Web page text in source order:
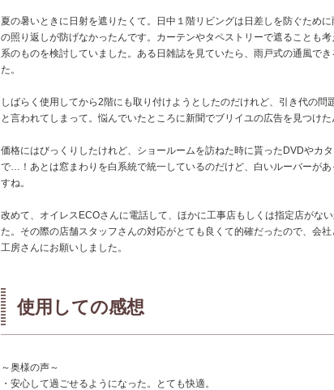
夏の暑いときに日射を遮りたくて。日中１階リビングは日差しを防ぐため
の照り返しが防げなかったんです。カーテンやタペストリーで遮ることも
系のものを検討していました。ある日雑誌を見ていたら、雨戸式の通風で
た。
しばらく使用してから2階にも取り付けようとしたのだけれど、引き代の
と言われてしまって。悩んでいたところに新聞でブリイユの広告を見つけ
価格にはびっくりしたけれど、ショールームを訪ねた時に貰ったDVDやカ
で…！あとは窓まわりを白系統で統一しているのだけど、白いルーバーが
すね。
改めて、オイレスECOさんに電話して、ほかに工事店もしくは指定店がな
た。その際の店舗スタッフさんの対応がとても良くて的確だったので、会
工房さんにお願いしました。
使用しての感想
～奥様の声～
・安心して過ごせるようになった。とても快適。